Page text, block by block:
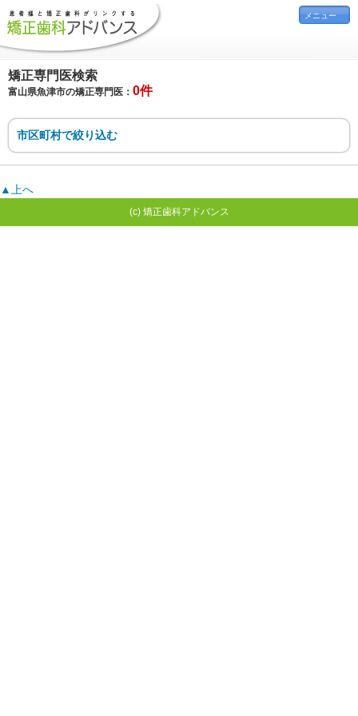
メニュー
矯正専門医検索
富山県魚津市の矯正専門医： 0件
市区町村で絞り込む
▲上へ
(c) 矯正歯科アドバンス